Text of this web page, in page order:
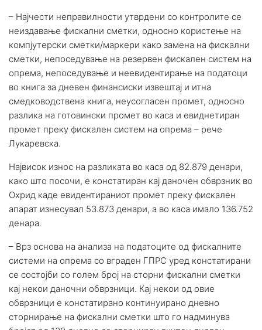
– Најчести неправилности утврдени со контролите се
неиздавање фискални сметки, односно користење на
компјутерски сметки/маркери како замена на фискални
сметки, непоседување на резервен фискален систем на
опрема, непоседување и неевидентирање на податоци
во книга за дневен финансиски извештај и итна
смедководствена книга, неусогласен промет, односно
разлика на готовински промет во каса и евиднетиран
промет преку фискален систем на опрема – рече
Лукаревска.
Највисок износ на разликата во каса од 82.879 денари,
како што посочи, е констатиран кај даночен обврзник во
Охрид каде евидентираниот промет преку фискален
апарат изнесувал 53.873 денари, а во каса имало 136.752
денара.
– Врз основа на анализа на податоците од фискалните
системи на опрема со вграден ГПРС уред констатирани
се состојби со голем број на сторни фискални сметки
кај некои даночни обврзници. Кај некои од овие
обврзници е констатирано континуирано дневно
сторнирање на фискални сметки што го надминува